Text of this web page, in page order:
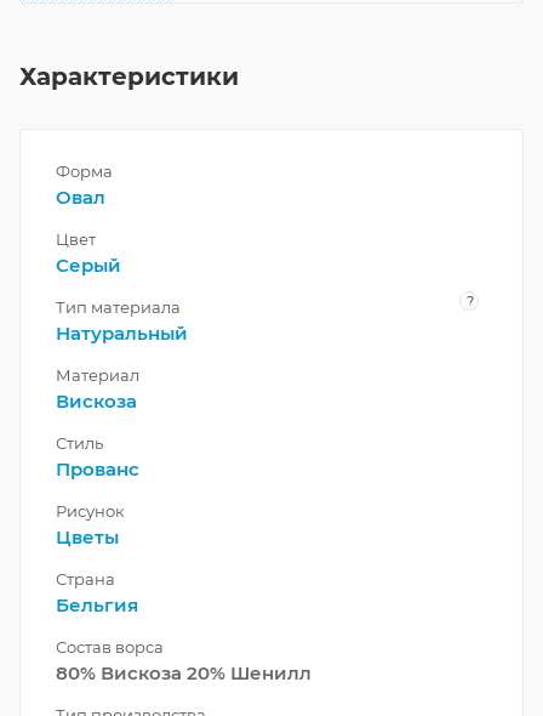
Характеристики
Форма
Овал
Цвет
Серый
Тип материала ?
Натуральный
Материал
Вискоза
Стиль
Прованс
Рисунок
Цветы
Страна
Бельгия
Состав ворса
80% Вискоза 20% Шенилл